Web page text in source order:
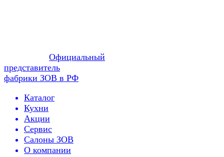
Официальный
представитель
фабрики ЗОВ в РФ
Каталог
Кухни
Акции
Сервис
Салоны ЗОВ
О компании